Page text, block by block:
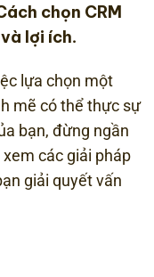
chọn CRM
lợi ích.
lựa chọn một
mẽ có thể thực sự
bạn, đừng ngần
các giải pháp
giải quyết vấn